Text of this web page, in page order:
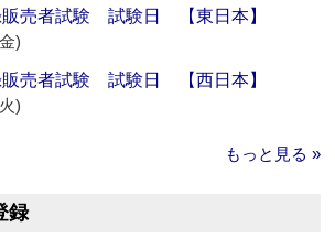
売者試験 試験日 【東日本】
)
売者試験 試験日 【西日本】
)
もっと見る »
録